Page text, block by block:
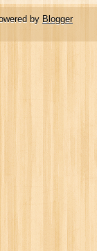
by Blogger